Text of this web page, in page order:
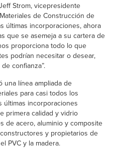
Strom, vicepresidente
de Construcción de
últimas incorporaciones, ahora
que se asemeja a su cartera de
proporciona todo lo que
podrían necesitar o desear,
confianza”.
una línea ampliada de
para casi todos los
últimas incorporaciones
primera calidad y vidrio
de acero, aluminio y composite
y propietarios de
PVC y la madera.